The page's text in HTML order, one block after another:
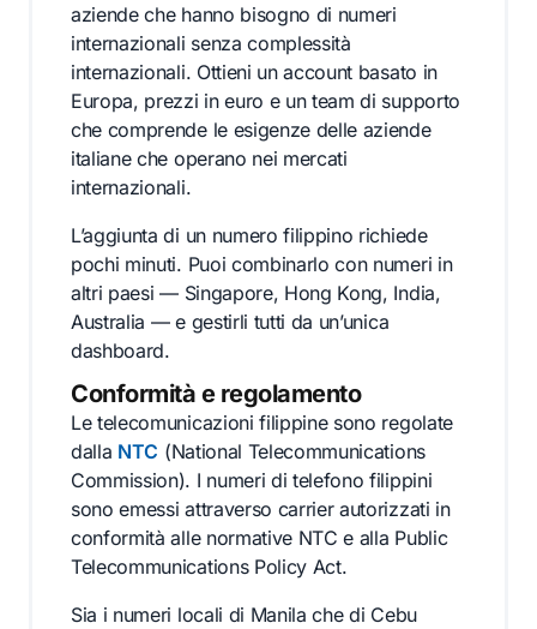
aziende che hanno bisogno di numeri
internazionali senza complessità
internazionali. Ottieni un account basato in
Europa, prezzi in euro e un team di supporto
che comprende le esigenze delle aziende
italiane che operano nei mercati
internazionali.
L’aggiunta di un numero filippino richiede
pochi minuti. Puoi combinarlo con numeri in
altri paesi — Singapore, Hong Kong, India,
Australia — e gestirli tutti da un’unica
dashboard.
Conformità e regolamento
Le telecomunicazioni filippine sono regolate
dalla NTC (National Telecommunications
Commission). I numeri di telefono filippini
sono emessi attraverso carrier autorizzati in
conformità alle normative NTC e alla Public
Telecommunications Policy Act.
Sia i numeri locali di Manila che di Cebu